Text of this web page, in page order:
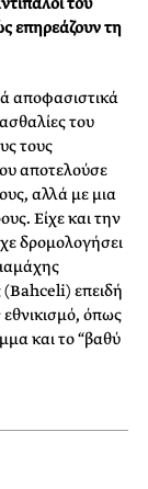
επηρεάζουν τη
αποφασιστικά
του
τους
αποτελούσε
αλλά με μια
Είχε και την
δρομολογήσει
(Bahceli) επειδή
όπως
και το “βαθύ